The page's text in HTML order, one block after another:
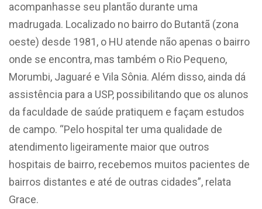
acompanhasse seu plantão durante uma
madrugada. Localizado no bairro do Butantã (zona
oeste) desde 1981, o HU atende não apenas o bairro
onde se encontra, mas também o Rio Pequeno,
Morumbi, Jaguaré e Vila Sônia. Além disso, ainda dá
assistência para a USP, possibilitando que os alunos
da faculdade de saúde pratiquem e façam estudos
de campo. “Pelo hospital ter uma qualidade de
atendimento ligeiramente maior que outros
hospitais de bairro, recebemos muitos pacientes de
bairros distantes e até de outras cidades”, relata
Grace.